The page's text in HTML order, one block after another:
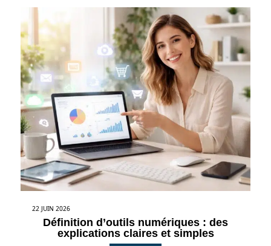
22 JUIN 2026
Définition d’outils numériques : des
explications claires et simples